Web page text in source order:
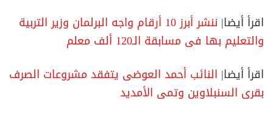
اقرأ أيضا|
ننشر أبرز 10 أرقام واجه البرلمان وزير التربية
والتعليم بها فى مسابقة الـ120 ألف معلم
اقرأ أيضا| النائب أحمد العوضى يتفقد مشروعات الصرف
بقرى السنبلاوين وتمى الأمديد